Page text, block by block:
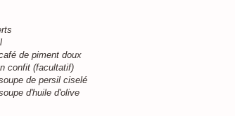
de piment doux
confit (facultatif)
de persil ciselé
d'huile d'olive